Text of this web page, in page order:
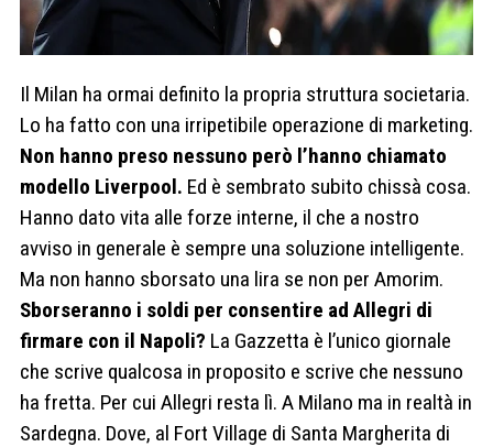
Il Milan ha ormai definito la propria struttura societaria.
Lo ha fatto con una irripetibile operazione di marketing.
Non hanno preso nessuno però l’hanno chiamato
modello Liverpool. Ed è sembrato subito chissà cosa.
Hanno dato vita alle forze interne, il che a nostro
avviso in generale è sempre una soluzione intelligente.
Ma non hanno sborsato una lira se non per Amorim.
Sborseranno i soldi per consentire ad Allegri di
firmare con il Napoli? La Gazzetta è l’unico giornale
che scrive qualcosa in proposito e scrive che nessuno
ha fretta. Per cui Allegri resta lì. A Milano ma in realtà in
Sardegna. Dove, al Fort Village di Santa Margherita di